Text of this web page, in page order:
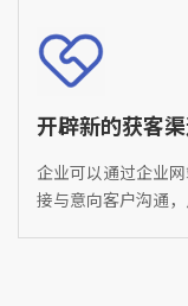
开辟新的获客
企业可以通过企业
接与意向客户沟通